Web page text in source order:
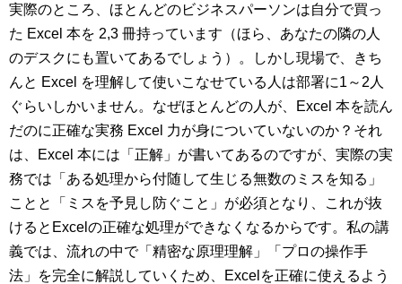
実際のところ、ほとんどのビジネスパーソンは自分で買っ
た Excel 本を 2,3 冊持っています（ほら、あなたの隣の人
のデスクにも置いてあるでしょう）。しかし現場で、きち
んと Excel を理解して使いこなせている人は部署に1～2人
ぐらいしかいません。なぜほとんどの人が、Excel 本を読ん
だのに正確な実務 Excel 力が身についていないのか？それ
は、Excel 本には「正解」が書いてあるのですが、実際の実
務では「ある処理から付随して生じる無数のミスを知る」
ことと「ミスを予見し防ぐこと」が必須となり、これが抜
けるとExcelの正確な処理ができなくなるからです。私の講
義では、流れの中で「精密な原理理解」「プロの操作手
法」を完全に解説していくため、Excelを正確に使えるよう